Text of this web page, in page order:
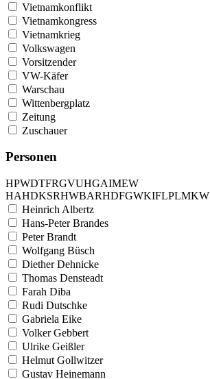
Vietnamkonflikt
Vietnamkongress
Vietnamkrieg
Volkswagen
Vorsitzender
VW-Käfer
Warschau
Wittenbergplatz
Zeitung
Zuschauer
Personen
HPWDTFRGVUHGAIMEW
HAHDKSRHWBARHDFGWKIFLPLMKW
Heinrich Albertz
Hans-Peter Brandes
Peter Brandt
Wolfgang Büsch
Diether Dehnicke
Thomas Densteadt
Farah Diba
Rudi Dutschke
Gabriela Eike
Volker Gebbert
Ulrike Geißler
Helmut Gollwitzer
Gustav Heinemann